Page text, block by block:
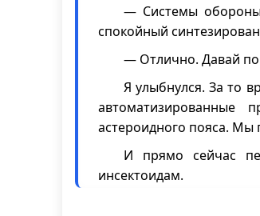
— Системы
спокойный
— Отлично. Давай
Я улыбнулся. За то
астероидного пояса. Мы
И прямо сейчас
инсектоидам.